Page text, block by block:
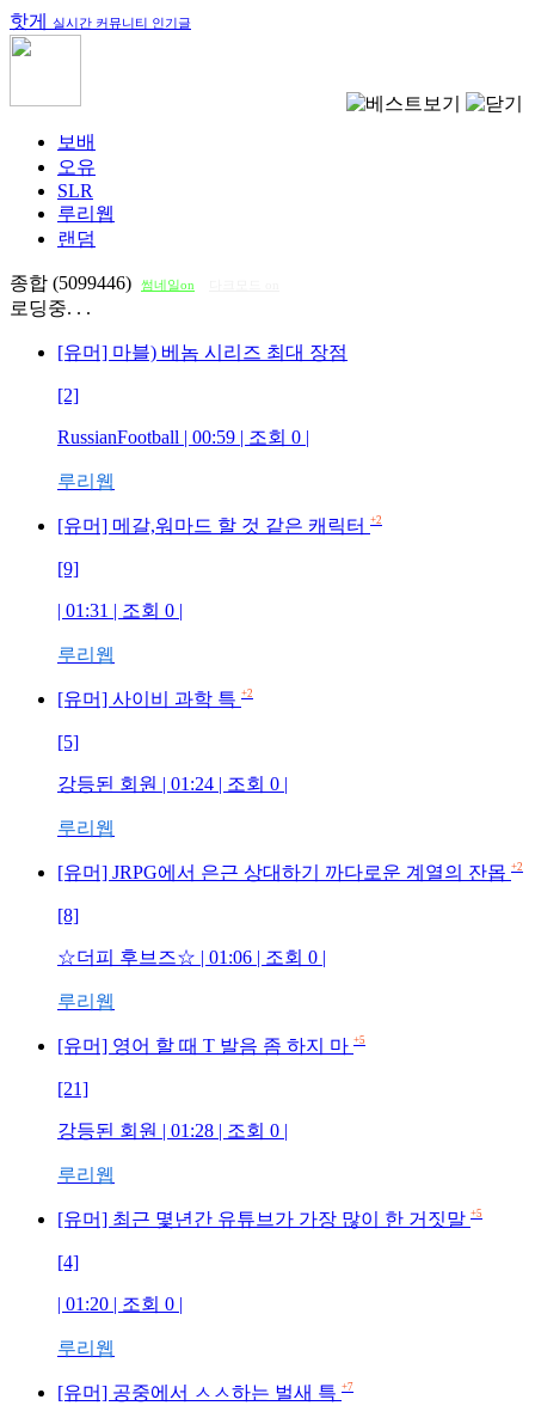
핫게 실시간 커뮤니티 인기글
보배
오유
SLR
루리웹
랜덤
종합 (5099446) 썸네일on
로딩중. . .
[유머] 마블) 베놈 시리즈 최대 장점
[2]
RussianFootball | 00:59 | 조회 0 |
루리웹
[유머] 메갈,워마드 할 것 같은 캐릭터 +2
[9]
| 01:31 | 조회 0 |
루리웹
[유머] 사이비 과학 특 +2
[5]
강등된 회원 | 01:24 | 조회 0 |
루리웹
[유머] JRPG에서 은근 상대하기 까다로운 계열의 잔몹 +2
[8]
☆더피 후브즈☆ | 01:06 | 조회 0 |
루리웹
[유머] 영어 할 때 T 발음 좀 하지 마 +5
[21]
강등된 회원 | 01:28 | 조회 0 |
루리웹
[유머] 최근 몇년간 유튜브가 가장 많이 한 거짓말 +5
[4]
| 01:20 | 조회 0 |
루리웹
[유머] 공중에서 ㅅㅅ하는 벌새 특 +7